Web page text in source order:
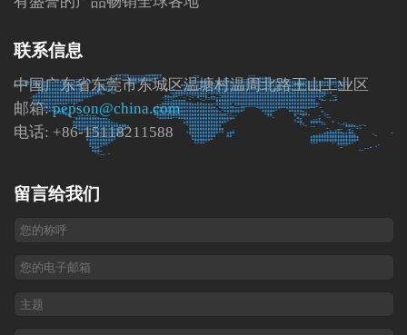
联系信息
中国广东省东莞市东城区温塘村温周北路王山工业区
邮箱:pepson@china.com
电话: +86-15118211588
留言给我们